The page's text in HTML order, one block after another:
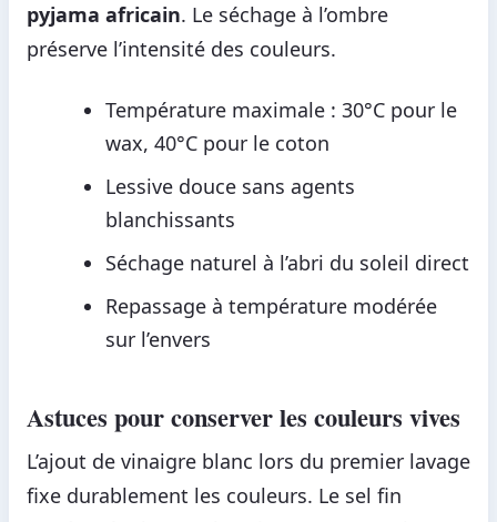
pyjama africain. Le séchage à l’ombre
préserve l’intensité des couleurs.
Température maximale : 30°C pour le
wax, 40°C pour le coton
Lessive douce sans agents
blanchissants
Séchage naturel à l’abri du soleil direct
Repassage à température modérée
sur l’envers
Astuces pour conserver les couleurs vives
L’ajout de vinaigre blanc lors du premier lavage
fixe durablement les couleurs. Le sel fin